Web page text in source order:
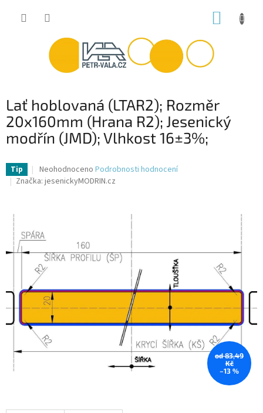
Lať hoblovaná (LTAR2); Rozměr
20x160mm (Hrana R2); Jesenický
modřín (JMD); Vlhkost 16±3%;
Tip
Průměrné
hodnocení
5
Neohodnoceno Podrobnosti hodnocení
Značka: jesenickyMODRIN.cz
od 83,49
Kč
–13 %